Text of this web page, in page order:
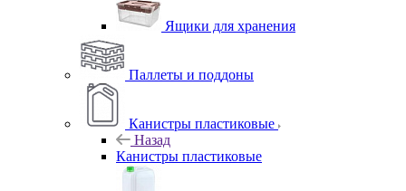
Ящики для хранения
Паллеты и поддоны
Канистры пластиковые
Назад
Канистры пластиковые